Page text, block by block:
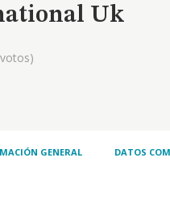
Uk
GENERAL DATOS